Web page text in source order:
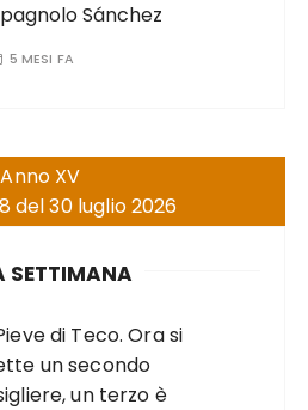
Sánchez
5 MESI FA
Anno XV
del 30 luglio 2026
SETTIMANA
di Teco. Ora si
un secondo
un terzo è